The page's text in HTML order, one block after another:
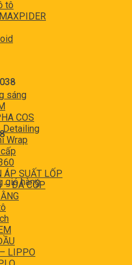
giỏ hàng.
tô
sáng
COS
Detailing
Wrap
ÁP SUẤT LỐP
– ĐÁ CỐP
LIPPO